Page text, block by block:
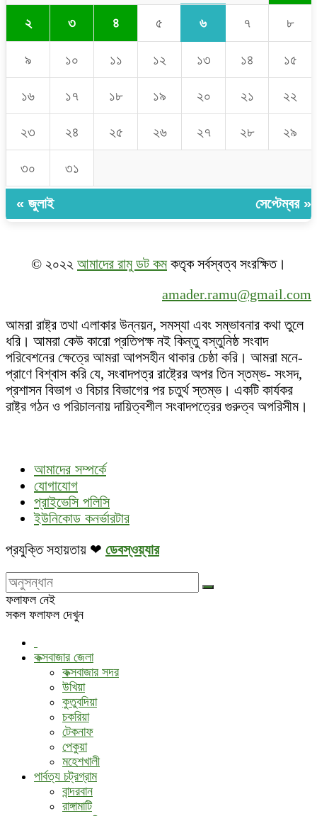
২ ৩ ৪ ৫ ৬ ৭ ৮
৯ ১০ ১১ ১২ ১৩ ১৪ ১৫
১৬ ১৭ ১৮ ১৯ ২০ ২১ ২২
২৩ ২৪ ২৫ ২৬ ২৭ ২৮ ২৯
৩০ ৩১
« জুলাই সেপ্টেম্বর »
© ২০২২ আমাদের রামু ডট কমকতৃক সর্বস্বত্ব সংরক্ষিত।
amader.ramu@gmail.com
আমরা রাষ্ট্র তথা এলাকার উন্নয়ন, সমস্যা এবং সম্ভাবনার কথা তুলে
ধরি। আমরা কেউ কারো প্রতিপক্ষ নই কিন্তু বস্তুনিষ্ঠ সংবাদ
পরিবেশনের ক্ষেত্রে আমরা আপসহীন থাকার চেষ্ঠা করি। আমরা মনে-
প্রাণে বিশ্বাস করি যে, সংবাদপত্র রাষ্ট্রের অপর তিন স্তম্ভ- সংসদ,
প্রশাসন বিভাগ ও বিচার বিভাগের পর চতুর্থ স্তম্ভ। একটি কার্যকর
রাষ্ট্র গঠন ও পরিচালনায় দায়িত্বশীল সংবাদপত্রের গুরুত্ব অপরিসীম।
আমাদের সম্পর্কে
যোগাযোগ
প্রাইভেসি পলিসি
ইউনিকোড কনর্ভারটার
প্রযুক্তি সহায়তায় ❤ ডেবস্ওয়্যার
ফলাফল নেই
সকল ফলাফল দেখুন
কক্সবাজার জেলা
কক্সবাজার সদর
উখিয়া
কুতুবদিয়া
চকরিয়া
টেকনাফ
পেকুয়া
মহেশখালী
পার্বত্য চট্রগ্রাম
বান্দরবান
রাঙ্গামাটি